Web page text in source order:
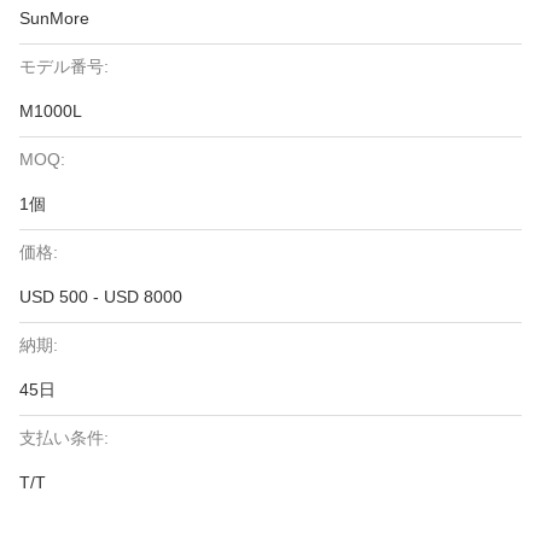
SunMore
モデル番号:
M1000L
MOQ:
1個
価格:
USD 500 - USD 8000
納期:
45日
支払い条件:
T/T